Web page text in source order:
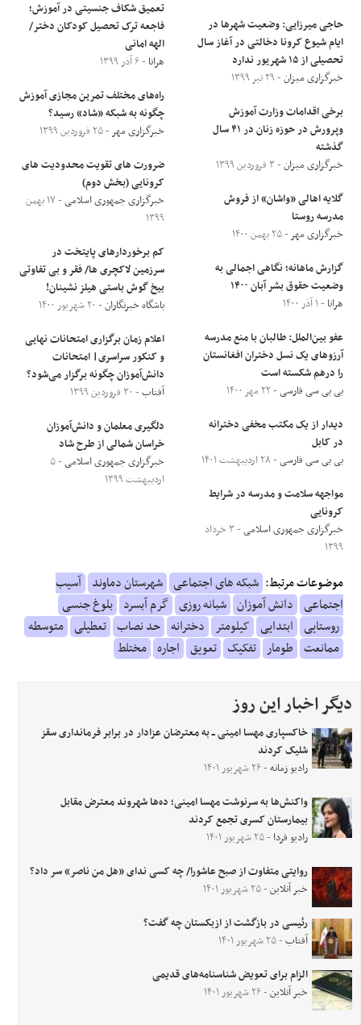
حاجی میرزایی: وضعیت شهرها در
ایام شیوع کرونا دخالتی در آغاز سال
تحصیلی از ۱۵ شهریور ندارد
خبرگزاری میزان- ۲۹ تیر ۱۳۹۹
برخی اقدامات وزارت آموزش
وپرورش در حوزه زنان در ۴۱ سال
گذشته
خبرگزاری میزان- ۳ فروردین ۱۳۹۹
گلایه اهالی «واشان» از فروش
مدرسه روستا
خبرگزاری مهر- ۲۵ بهمن ۱۴۰۰
گزارش ماهانه؛ نگاهی اجمالی به
وضعیت حقوق بشر آبان ۱۴۰۰
هرانا - ۱ آذر ۱۴۰۰
عفو بین‌الملل: طالبان با منع مدرسه
آرزوهای یک نسل دختران افغانستان
را درهم شکسته است
بی بی سی فارسی- ۲۲ مهر ۱۴۰۰
دیدار از یک مکتب مخفی دخترانه
در کابل
بی بی سی فارسی- ۲۸ اردیبهشت ۱۴۰۱
مواجهه سلامت و مدرسه در شرایط
کرونایی
خبرگزاری جمهوری اسلامی
- ۳ خرداد
۱۳۹۹
تعمیق شکاف جنسیتی در آموزش؛
فاجعه ترک تحصیل کودکان دختر/
الهه امانی
هرانا - ۶ آذر ۱۳۹۹
راه‌های مختلف تمرین مجازی آموزش
چگونه به شبکه «شاد» رسید؟
خبرگزاری مهر- ۲۵ فروردین ۱۳۹۹
ضرورت های تقویت محدودیت های
کرونایی (بخش دوم)
خبرگزاری جمهوری اسلامی
- ۱۷ بهمن
۱۳۹۹
کم برخوردار‌های پایتخت در
سرزمین لاکچری ها/ فقر و بی تفاوتی
بیخ گوش باستی هیلز نشینان!
باشگاه خبرنگاران- ۲۰ شهریور ۱۴۰۰
اعلام زمان برگزاری امتحانات نهایی
و کنکور سراسری| امتحانات
دانش‌آموزان چگونه برگزار می‌شود؟
آفتاب- ۳۰ فروردین ۱۳۹۹
دلگیری معلمان و دانش‌آموزان
خراسان شمالی از طرح شاد
خبرگزاری جمهوری اسلامی - ۵
اردیبهشت ۱۳۹۹
موضوعات مرتبط: شبکه های اجتماعی شهرستان دماوند آسیب
اجتماعی دانش آموزان شبانه روزی گرم آبسرد بلوغ جنسی
روستایی ابتدایی کیلومتر دخترانه حد نصاب تعطیلی متوسطه
ممانعت طومار تفکیک تعویق اجاره مختلط
دیگر اخبار این روز
خاکسپاری مهسا امینی ــ به معترضان عزادار در برابر فرمانداری سقز
شلیک کردند
رادیو زمانه- ۲۶ شهریور ۱۴۰۱
واکنش‌ها به سرنوشت مهسا امینی؛ ده‌ها شهروند معترض مقابل
بیمارستان کسری تجمع کردند
رادیو فردا - ۲۵ شهریور ۱۴۰۱
روایتی متفاوت از صبح عاشورا/ چه کسی ندای «هل من ناصر» سر داد؟
خبر آنلاین- ۲۵ شهریور ۱۴۰۱
رئیسی در بازگشت از ازبکستان چه گفت؟
آفتاب- ۲۵ شهریور ۱۴۰۱
الزام برای تعویض شناسنامه‌های قدیمی
خبر آنلاین- ۲۶ شهریور ۱۴۰۱